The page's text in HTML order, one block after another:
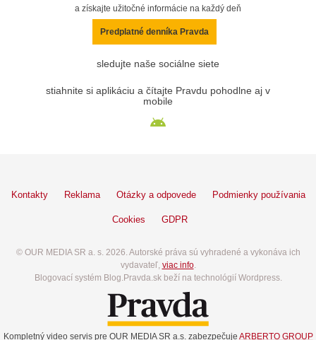
a získajte užitočné informácie na každý deň
Predplatné denníka Pravda
sledujte naše sociálne siete
stiahnite si aplikáciu a čítajte Pravdu pohodlne aj v
mobile
Kontakty Reklama Otázky a odpovede Podmienky používania
Cookies GDPR
© OUR MEDIA SR a. s. 2026. Autorské práva sú vyhradené a vykonáva ich
vydavateľ, viac info.
Blogovací systém Blog.Pravda.sk beží na technológií Wordpress.
Kompletný video servis pre OUR MEDIA SR a.s. zabezpečuje ARBERTO GROUP